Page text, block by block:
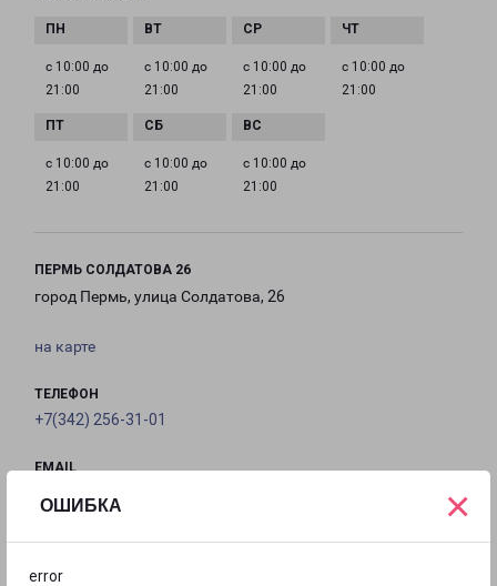
ОШИБКА
error
×
с 10:00 до
21:00
с 10:00 до
21:00
с 10:00 до
21:00
с 10:00 до
21:00
с 10:00 до
21:00
с 10:00 до
21:00
с 10:00 до
21:00
ПЕРМЬ СОЛДАТОВА 26
город Пермь, улица Солдатова, 26
на карте
ТЕЛЕФОН
+7(342) 256-31-01
EMAIL
ГРАФИК РАБОТЫ